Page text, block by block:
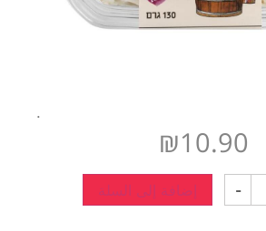
.
₪10.90
- إضافة إلى السلة